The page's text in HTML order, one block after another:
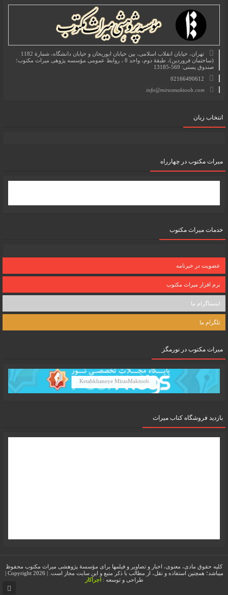
تهران، خیابان انقلاب اسلامی، بین خیابان ابوریحان و خیابان دانشگاه، شمارۀ 1182
(ساختمان فروردین)، طبقۀ دوم، واحد 8 ، روابط عمومی مؤسسه پژوهی میراث مکتوب؛
صندوق پستی: 569-13185
02166490612
info@mirasmaktoob.com
انتخاب زبان
میرات مکتوب در چهارراه
خدمات میراث مکتوب
عضویت در خبرنامه
نرم افزار میراث مکتوب
اینستاگرام ما
تلگرام ما
میرات مکتوب در نورمگز
Ketabkhaneye MirasMaktoob
بازدید فروشگاه کتاب میراث
کلیه حقوق مادی، معنوی، اخبار و تصاویر و فیلمها برای مؤسسۀ پژوهشی میراث مکتوب محفوظ
میباشد؛ همچنین استفاده و نقل، از مطالب با ذکر منبع و این سایت مجاز است. | Copyright 2026 |
طراحی و توسعه : اجراکار